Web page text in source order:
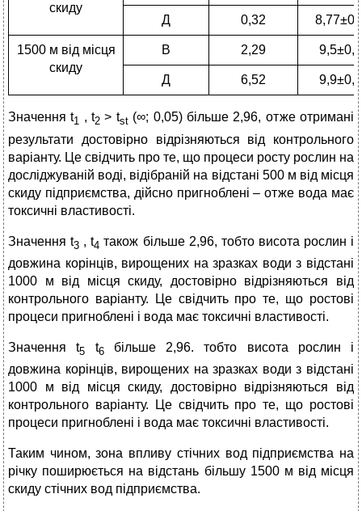
скиду
Д 0,32
1500 м від місця
скиду
В 2,29
Д 6,52
Значення t1 , t2 > tst(∞; 0,05) більше 2,96, отже отримані
результати достовірно відрізняються від контрольного
варіанту. Це свідчить про те, що процеси росту рослин на
досліджуваній воді, відібраній на відстані 500 м від місця
скиду підприємства, дійсно пригноблені – отже вода має
токсичні властивості.
Значення t3 , t4 також більше 2,96, тобто висота рослин і
довжина корінців, вирощених на зразках води з відстані
1000 м від місця скиду, достовірно відрізняються від
контрольного варіанту. Це свідчить про те, що ростові
процеси пригноблені і вода має токсичні властивості.
Значення t5 t6 більше 2,96. тобто висота рослин і
довжина корінців, вирощених на зразках води з відстані
1000 м від місця скиду, достовірно відрізняються від
контрольного варіанту. Це свідчить про те, що ростові
процеси пригноблені і вода має токсичні властивості.
Таким чином, зона впливу стічних вод підприємства на
річку поширюється на відстань більшу 1500 м від місця
скиду стічних вод підприємства.